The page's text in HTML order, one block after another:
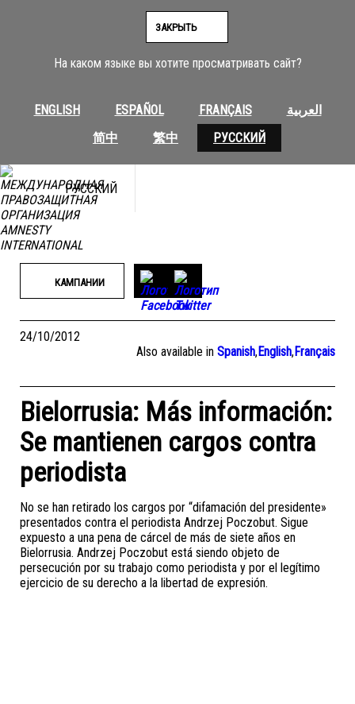
На каком языке вы хотите просматривать сайт?
ENGLISH ESPAÑOL FRANÇAIS
العربية
简中
繁中 РУССКИЙ
ЗАКРЫТЬ
РУССКИЙ
КАМПАНИИ
24/10/2012
Also available in Spanish,English,Français
Bielorrusia: Más información:
Se mantienen cargos contra
periodista
No se han retirado los cargos por “difamación del presidente»
presentados contra el periodista Andrzej Poczobut. Sigue
expuesto a una pena de cárcel de más de siete años en
Bielorrusia. Andrzej Poczobut está siendo objeto de
persecución por su trabajo como periodista y por el legítimo
ejercicio de su derecho a la libertad de expresión.